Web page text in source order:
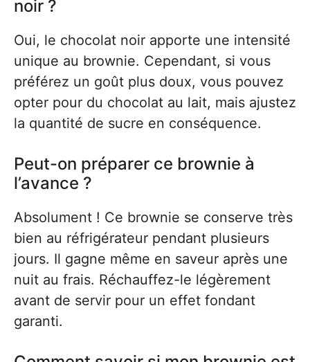
noir ?
Oui, le chocolat noir apporte une intensité
unique au brownie. Cependant, si vous
préférez un goût plus doux, vous pouvez
opter pour du chocolat au lait, mais ajustez
la quantité de sucre en conséquence.
Peut-on préparer ce brownie à
l’avance ?
Absolument ! Ce brownie se conserve très
bien au réfrigérateur pendant plusieurs
jours. Il gagne même en saveur après une
nuit au frais. Réchauffez-le légèrement
avant de servir pour un effet fondant
garanti.